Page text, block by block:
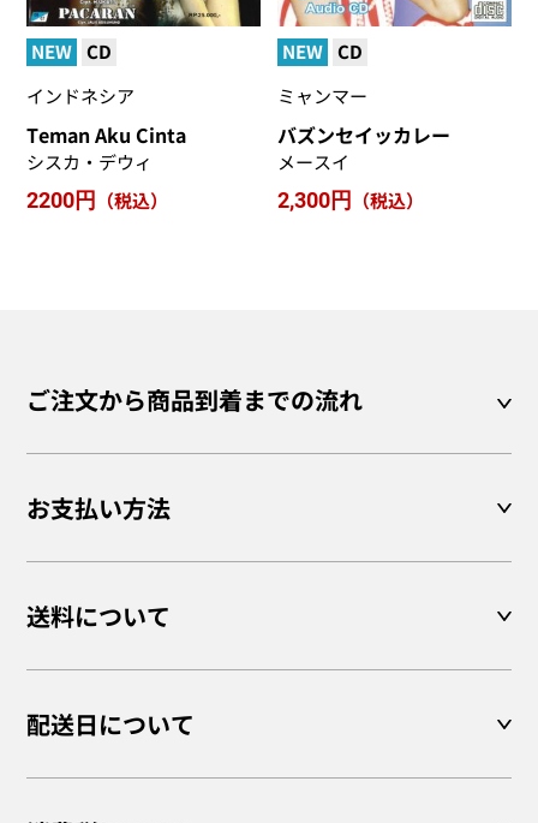
NEW CD
インドネシア
Teman Aku Cinta
シスカ・デウィ
2200円
（税込）
NEW CD
ミャンマー
バズンセイッカレー
メースイ
2,300円
（税込）
ご注文から商品到着までの流れ
お支払い方法
送料について
配送日について